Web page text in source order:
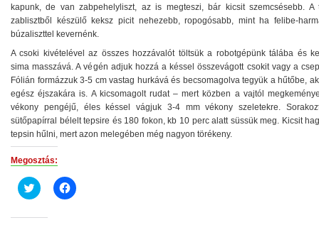
kapunk, de van zabpehelyliszt, az is megteszi, bár kicsit szemcsésebb. A
zablisztből készülő keksz picit nehezebb, ropogósabb, mint ha felibe-
búzaliszttel kevernénk.
A csoki kivételével az összes hozzávalót töltsük a robotgépünk tálába és
sima masszává. A végén adjuk hozzá a késsel összevágott csokit vagy a
Fólián formázzuk 3-5 cm vastag hurkává és becsomagolva tegyük a hűtőbe,
egész éjszakára is. A kicsomagolt rudat – mert közben a vajtól
vékony pengéjű, éles késsel vágjuk 3-4 mm vékony szeletekre.
sütőpapírral bélelt tepsire és 180 fokon, kb 10 perc alatt süssük meg. Kicsit
tepsin hűlni, mert azon melegében még nagyon törékeny.
Megosztás:
Click
to
Click
to